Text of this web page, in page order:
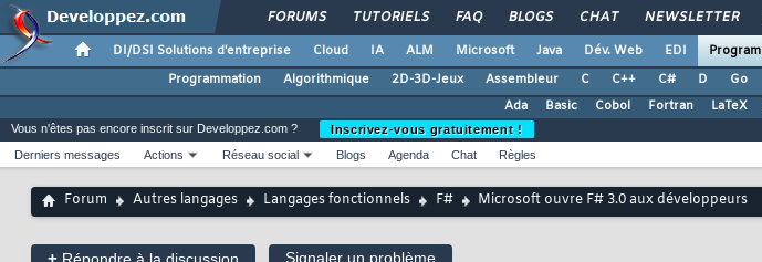
FORUMS TUTORIELS FAQ BLOGS CHAT NEWSLETTER
DI/DSI Solutions d'entreprise Cloud IA ALM Microsoft Java Dév. Web EDI
Programmation
Algorithmique 2D-3D-Jeux Assembleur C C++ C# D Go
Ada
Basic Cobol Fortran LaTeX
Vous n'êtes pas encore inscrit sur Developpez.com ?
Inscrivez-vous gratuitement !
Derniers messages
Actions Réseau social Blogs Agenda Chat Règles
Forum Autres langages Langages fonctionnels F# Microsoft ouvre F# 3.0 aux développeurs
+ Signaler un problème